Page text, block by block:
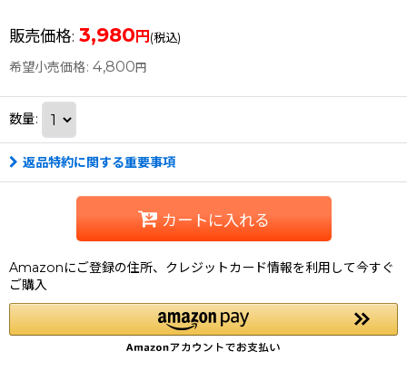
販売価格: 3,980 円 (税込)
希望小売価格: 4,800 円
数量:
返品特約に関する重要事項
カートに入れる
Amazonにご登録の住所、クレジットカード情報を利用して今すぐ
ご購入